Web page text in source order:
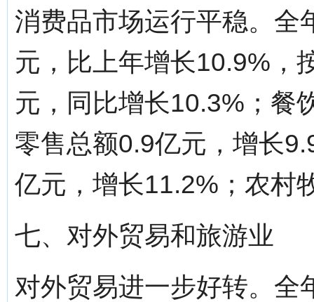
消费品市场运行平稳。全
元，比上年增长10.9%，
元，同比增长10.3%；餐
零售总额0.9亿元，增长
亿元，增长11.2%；农村
七、对外贸易和旅游业
对外贸易进一步好转。全